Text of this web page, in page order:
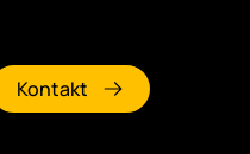
Kontakt